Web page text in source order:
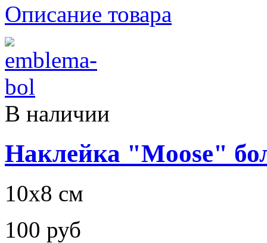
Описание товара
В наличии
Наклейка "Moose"
10х8 см
100 руб